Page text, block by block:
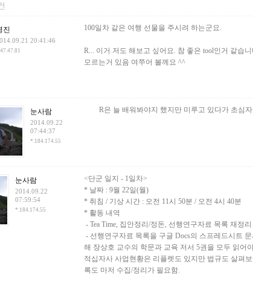
진
20:41:46
100일차 같은 여행 선물을 주시려 하는군요.
R... 이거 저도 해보고 싶어요. 참 좋은 tool인거 같습니
모르는거 있음 여쭈어 볼께요 ^^
눈사람
2014.09.22
07:44:37
*.184.174.55
R은 늘 배워봐야지 했지만 미루고 있다가 초심
눈사람
2014.09.22
07:59:54
*.184.174.55
<단군 일지 - 1일차>
* 날짜 : 9월 22일(월)
* 취침 / 기상 시간 : 오전 11시 50분 / 오전 4시 40분
* 활동 내역
- Tea Time, 집안정리/정돈, 선행연구자료 목록 재정리
- 선행연구자료 목록을 구글 Docs의 스프레드시트
해 장상호 교수의 학문과 교육 저서 5권을 모두 읽어
적십자사 사업현황은 리플렛도 있지만 법규도 살펴
록도 마저 수집/정리가 필요함.